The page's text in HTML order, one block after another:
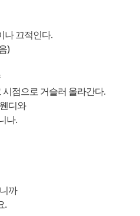
나 끄적인다.
)
점으로 거슬러 올라간다.
디와
나.
까
.